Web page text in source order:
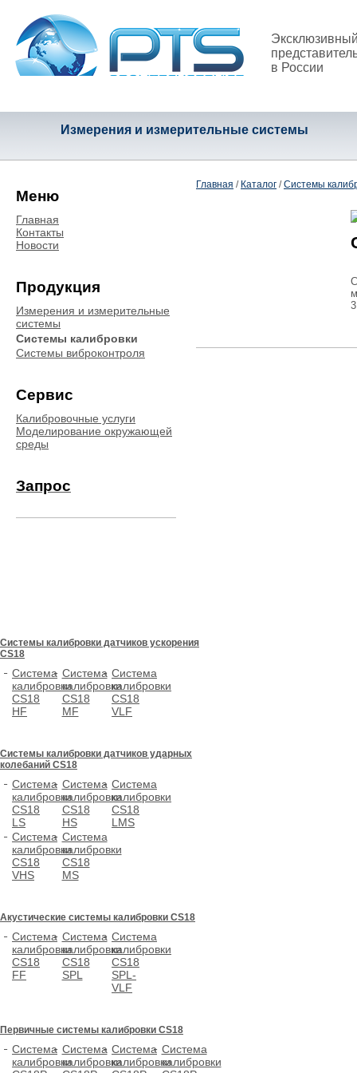
в России
Измерения и измерительные системы
Меню
Главная
Контакты
Новости
Продукция
Измерения и измерительные
системы
Системы калибровки
Системы виброконтроля
Сервис
Калибровочные услуги
Моделирование окружающей
среды
Запрос
Главная / Каталог /Системы
Системы калибровки датчиков ускорения
CS18
Система
калибровки
CS18
HF
Система
калибровки
CS18
MF
Система
калибровки
CS18
VLF
Системы калибровки датчиков ударных
колебаний CS18
Система
калибровки
CS18
LS
Система
калибровки
CS18
VHS
Система
калибровки
CS18
HS
Система
калибровки
CS18
MS
Система
калибровки
CS18
LMS
Акустические системы калибровки CS18
Система
калибровки
CS18
FF
Система
калибровки
CS18
SPL
Система
калибровки
CS18
SPL-
VLF
Первичные системы калибровки CS18
Система
калибровки
Система
калибровки
Система
калибровки
Система
калибровки